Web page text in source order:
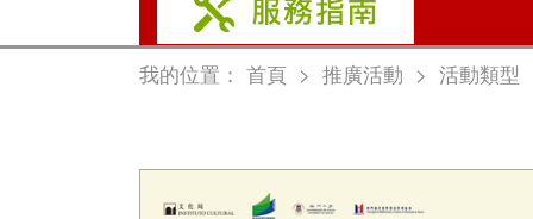
我的位置： 首頁 > 推廣活動 > 活動類型